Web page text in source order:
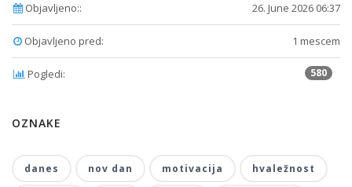
Objavljeno:: 26. June 2026 06:37
Objavljeno pred: 1 mescem
Pogledi: 580
OZNAKE
danes nov dan motivacija hvaležnost